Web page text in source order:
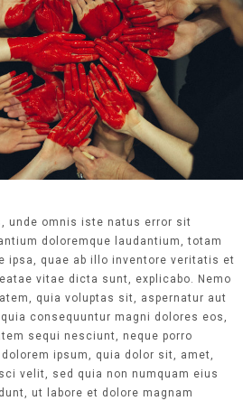
unde omnis iste natus error sit
doloremque laudantium, totam
ipsa, quae ab illo inventore veritatis et
vitae dicta sunt, explicabo. Nemo
quia voluptas sit, aspernatur aut
consequuntur magni dolores eos,
sequi nesciunt, neque porro
ipsum, quia dolor sit, amet,
velit, sed quia non numquam eius
ut labore et dolore magnam